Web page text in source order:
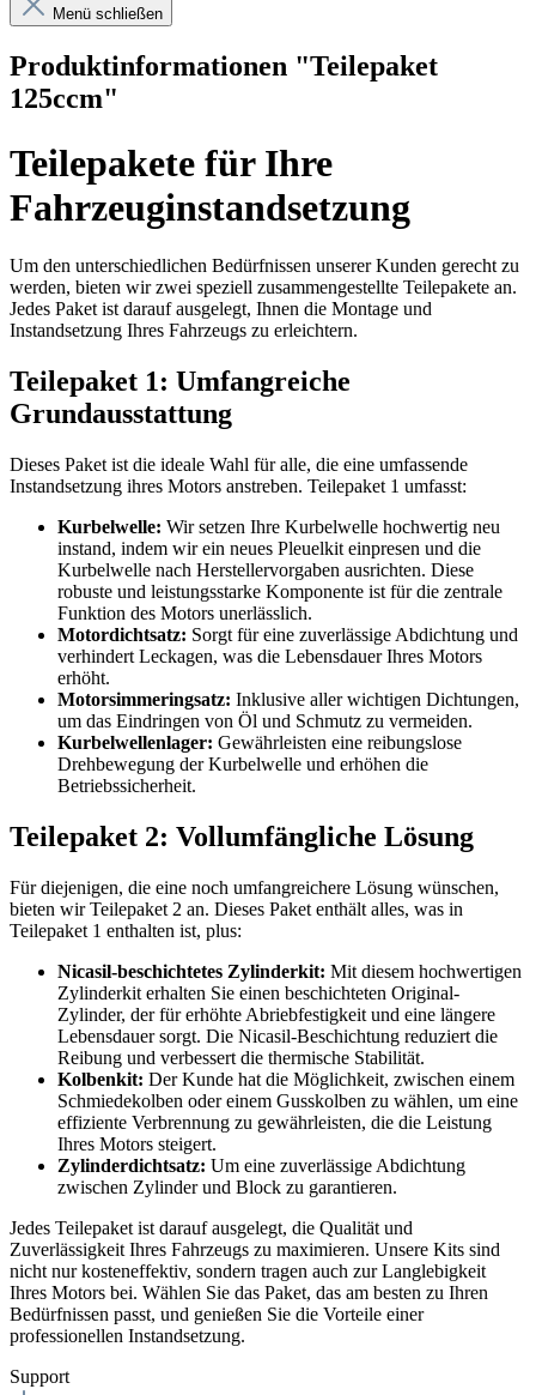
Menü schließen
Produktinformationen "Teilepaket
125ccm"
Teilepakete für Ihre
Fahrzeuginstandsetzung
Um den unterschiedlichen Bedürfnissen unserer Kunden gerecht zu
werden, bieten wir zwei speziell zusammengestellte Teilepakete an.
Jedes Paket ist darauf ausgelegt, Ihnen die Montage und
Instandsetzung Ihres Fahrzeugs zu erleichtern.
Teilepaket 1: Umfangreiche
Grundausstattung
Dieses Paket ist die ideale Wahl für alle, die eine umfassende
Instandsetzung ihres Motors anstreben. Teilepaket 1 umfasst:
Kurbelwelle: Wir setzen Ihre Kurbelwelle hochwertig neu
instand, indem wir ein neues Pleuelkit einpresen und die
Kurbelwelle nach Herstellervorgaben ausrichten. Diese
robuste und leistungsstarke Komponente ist für die zentrale
Funktion des Motors unerlässlich.
Motordichtsatz: Sorgt für eine zuverlässige Abdichtung und
verhindert Leckagen, was die Lebensdauer Ihres Motors
erhöht.
Motorsimmeringsatz: Inklusive aller wichtigen Dichtungen,
um das Eindringen von Öl und Schmutz zu vermeiden.
Kurbelwellenlager: Gewährleisten eine reibungslose
Drehbewegung der Kurbelwelle und erhöhen die
Betriebssicherheit.
Teilepaket 2: Vollumfängliche Lösung
Für diejenigen, die eine noch umfangreichere Lösung wünschen,
bieten wir Teilepaket 2 an. Dieses Paket enthält alles, was in
Teilepaket 1 enthalten ist, plus:
Nicasil-beschichtetes Zylinderkit: Mit diesem hochwertigen
Zylinderkit erhalten Sie einen beschichteten Original-
Zylinder, der für erhöhte Abriebfestigkeit und eine längere
Lebensdauer sorgt. Die Nicasil-Beschichtung reduziert die
Reibung und verbessert die thermische Stabilität.
Kolbenkit: Der Kunde hat die Möglichkeit, zwischen einem
Schmiedekolben oder einem Gusskolben zu wählen, um eine
effiziente Verbrennung zu gewährleisten, die die Leistung
Ihres Motors steigert.
Zylinderdichtsatz: Um eine zuverlässige Abdichtung
zwischen Zylinder und Block zu garantieren.
Jedes Teilepaket ist darauf ausgelegt, die Qualität und
Zuverlässigkeit Ihres Fahrzeugs zu maximieren. Unsere Kits sind
nicht nur kosteneffektiv, sondern tragen auch zur Langlebigkeit
Ihres Motors bei. Wählen Sie das Paket, das am besten zu Ihren
Bedürfnissen passt, und genießen Sie die Vorteile einer
professionellen Instandsetzung.
Support